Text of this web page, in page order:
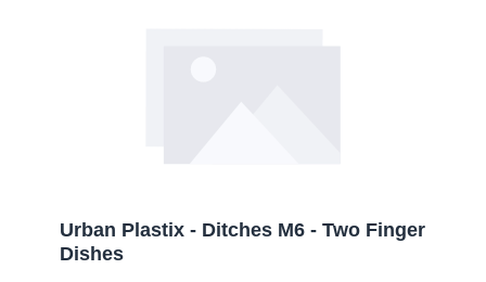
Urban Plastix - Ditches M6 - Two Finger
Dishes